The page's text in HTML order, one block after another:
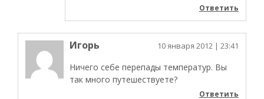
Ответить
Игорь 10 января 2012 | 23:41
Ничего себе перепады температур. Вы
так много путешествуете?
Ответить